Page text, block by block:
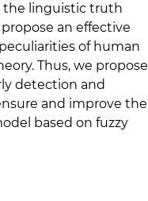
the linguistic truth
an effective
of human
Thus, we propose
detection and
and improve the
based on fuzzy